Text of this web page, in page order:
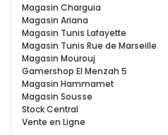
Magasin Charguia
Magasin Ariana
Magasin Tunis Lafayette
Magasin Tunis Rue de Marseille
Magasin Mourouj
Gamershop El Menzah 5
Magasin Hammamet
Magasin Sousse
Stock Central
Vente en Ligne